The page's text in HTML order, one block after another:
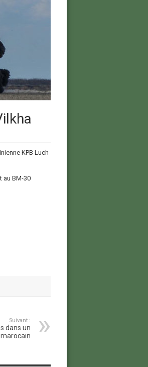
KPB Luch
au BM-30
Suivant :
dans un